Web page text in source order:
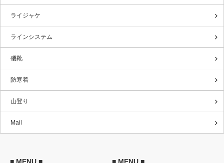
ライジャケ
ラインシステム
磯靴
防寒着
山登り
Mail